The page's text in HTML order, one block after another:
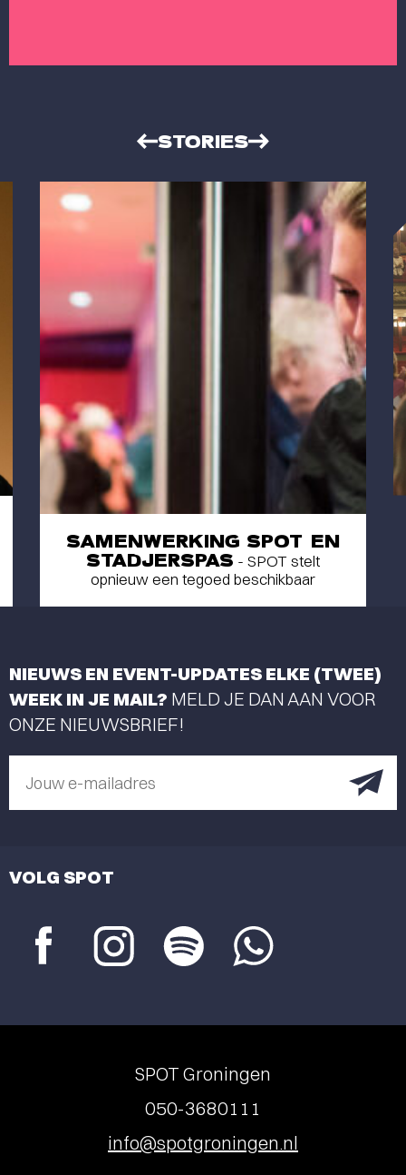
STORIES
SAMENWERKING SPOT EN
STADJERSPAS - SPOT stelt
opnieuw een tegoed beschikbaar
NIEUWS EN EVENT-UPDATES ELKE (TWEE)
WEEK IN JE MAIL? MELD JE DAN AAN VOOR
ONZE NIEUWSBRIEF!
Jouw e-mailadres
VOLG SPOT
SPOT Groningen
050-3680111
info@spotgroningen.nl